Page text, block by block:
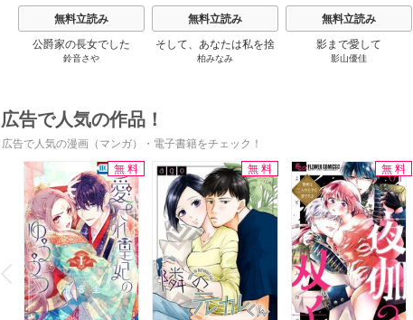
無料立読み
公爵家の長女でした
鈴音さや
無料立読み
そして、あなたは私を捨
てる
柏みなみ
無料立読み
影まで愛して
影山優佳
広告で人気の作品！
広告で人気の漫画（マンガ）・電子書籍をチェック！
P
r
e
v
i
o
u
s
無料 無料 無料